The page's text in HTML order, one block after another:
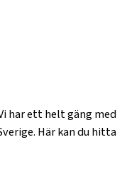
har ett helt gäng med
Här kan du hitta